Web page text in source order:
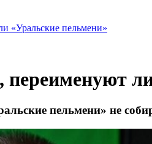
«Уральские пельмени»
переименуют
пельмени» не